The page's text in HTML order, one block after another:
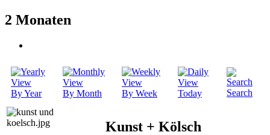
2 Monaten
By Year By Month By Week Today Search
Kunst + Kölsch